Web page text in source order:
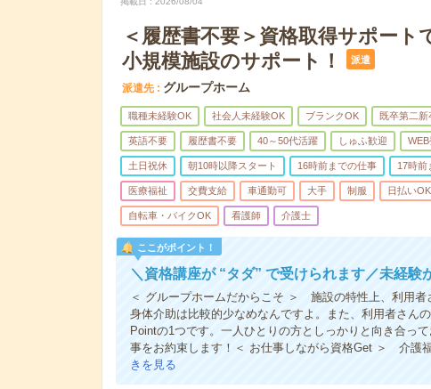
＜履歴書不要＞資格取得サポート
小規模施設のサポート！
派遣
派遣先 グループホーム
職種未経験OK 社会人未経験OK ブランクOK 既卒第二新
英語不要 履歴書不要 40～50代活躍 しゅふ歓迎
土日祝休 朝10時以降スタート 16時前までの仕事 17時前
医療福祉 交費支給 車通勤可 大手 制服 日払いOK
自転車・バイクOK 看護師 介護士
ここがポイント！
＼資格講座が “タダ” で受けられます／未経
＜ グループホームだからこそ ＞ 施設の特性上、利用者
身体介助は比較的少なめなんですよ。また、利用者さん
Pointの1つです。一人ひとりの方としっかりと向き合っ
事をお約束します！＜ お仕事しながら資格Get ＞ 介護
きを見る